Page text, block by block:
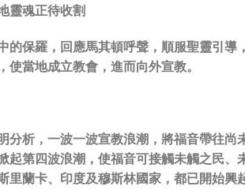
靈魂正待收割
的保羅，回應馬其頓呼聲，順服聖靈引導
使當地成立教會，進而向外宣教。
分析，一波一波宣教浪潮，將福音帶往尚
起第四波浪潮，使福音可接觸未觸之民、
里蘭卡、印度及穆斯林國家，都已開始興